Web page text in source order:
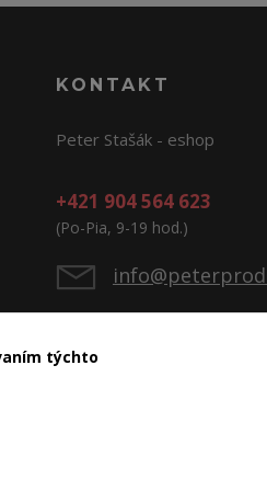
KONTAKT
Peter Stašák - eshop
+421 904 564 623
(Po-Pia, 9-19 hod.)
týchto